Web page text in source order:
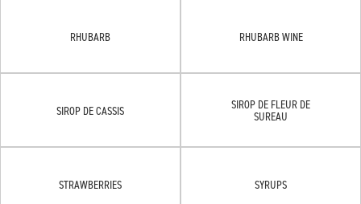
RHUBARB RHUBARB WINE
SIROP DE CASSIS
SIROP DE FLEUR DE
SUREAU
STRAWBERRIES SYRUPS